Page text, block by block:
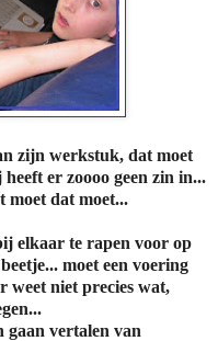
zijn werkstuk, dat moet
er zoooo geen zin in...
moet dat moet...
elkaar te rapen voor op
moet een voering
weet niet precies wat,
gaan vertalen van